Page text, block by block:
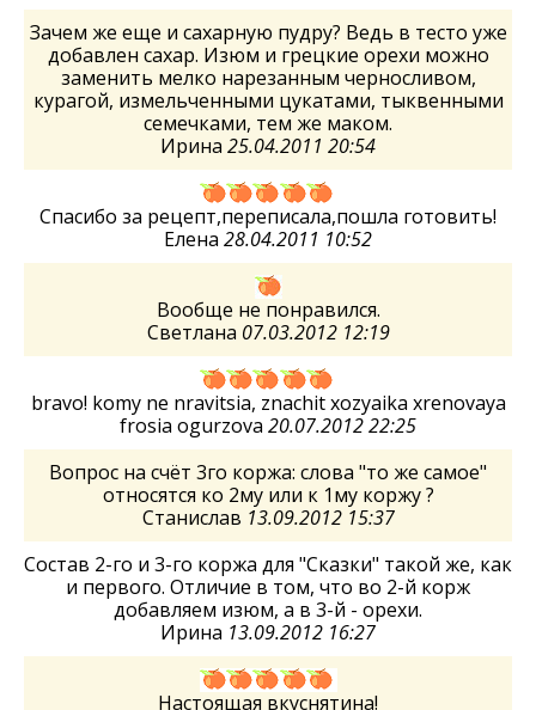
Зачем же еще и сахарную пудру? Ведь в тесто уже
добавлен сахар. Изюм и грецкие орехи можно
заменить мелко нарезанным черносливом,
курагой, измельченными цукатами, тыквенными
семечками, тем же маком.
Ирина 25.04.2011 20:54
Спасибо за рецепт,переписала,пошла готовить!
Елена 28.04.2011 10:52
Вообще не понравился.
Светлана 07.03.2012 12:19
bravo! komy ne nravitsia, znachit xozyaika xrenovaya
frosia ogurzova 20.07.2012 22:25
Вопрос на счёт 3го коржа: слова "то же самое"
относятся ко 2му или к 1му коржу ?
Станислав 13.09.2012 15:37
Состав 2-го и 3-го коржа для "Сказки" такой же, как
и первого. Отличие в том, что во 2-й корж
добавляем изюм, а в 3-й - орехи.
Ирина 13.09.2012 16:27
Настоящая вкуснятина!